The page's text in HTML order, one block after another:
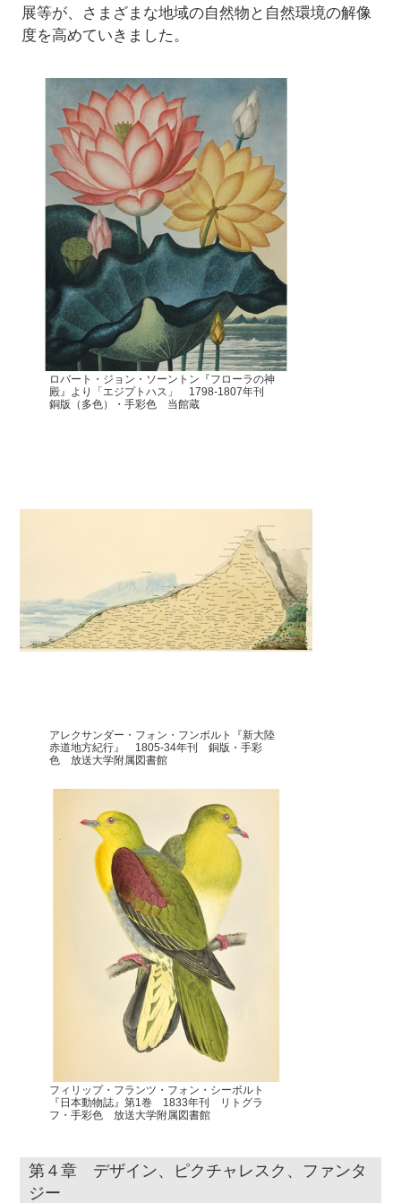
展等が、さまざまな地域の自然物と自然環境の解像
度を高めていきました。
ロバート・ジョン・ソーントン『フローラの神
殿』より「エジプトハス」 1798-1807年刊
銅版（多色）・手彩色 当館蔵
アレクサンダー・フォン・フンボルト『新大陸
赤道地方紀行』 1805-34年刊 銅版・手彩
色 放送大学附属図書館
フィリップ・フランツ・フォン・シーボルト
『日本動物誌』第1巻 1833年刊 リトグラ
フ・手彩色 放送大学附属図書館
第４章 デザイン、ピクチャレスク、ファンタ
ジー